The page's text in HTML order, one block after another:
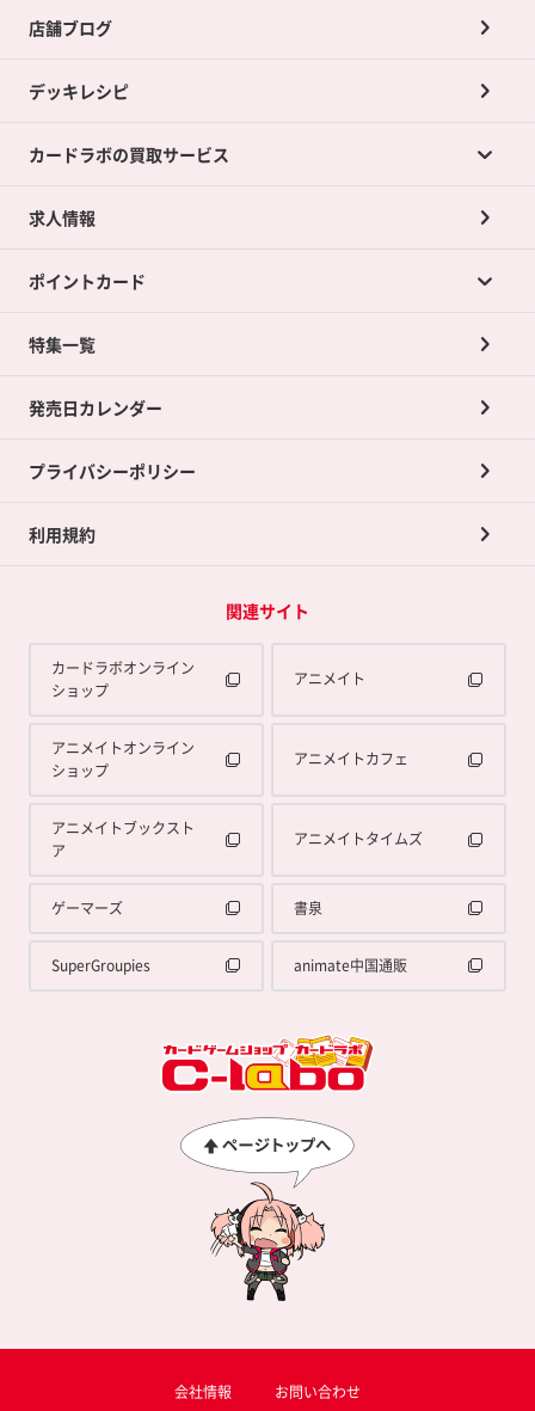
店舗ブログ
デッキレシピ
カードラボの買取サービス
カードラボの買取サービスTOP
店舗買取について
ネット買取について
買取承諾書について
求人情報
ポイントカード
ポイントカードTOP
ポイント交換景品
特集一覧
発売日カレンダー
プライバシーポリシー
利用規約
関連サイト
カードラボオンライン
ショップ
アニメイト
アニメイトオンライン
ショップ
アニメイトカフェ
アニメイトブックスト
ア
アニメイトタイムズ
ゲーマーズ 書泉
SuperGroupies animate中国通販
会社情報 お問い合わせ